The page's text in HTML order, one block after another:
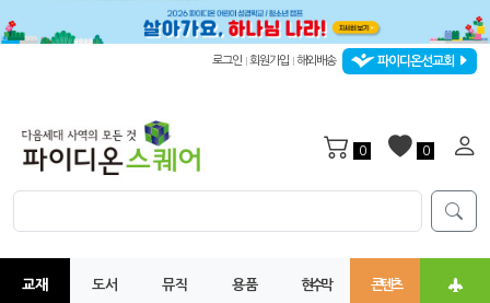
로그인 회원가입 해외배송 파이디온선교회
0 0
교재 도서 뮤직 용품 현수막 콘텐츠